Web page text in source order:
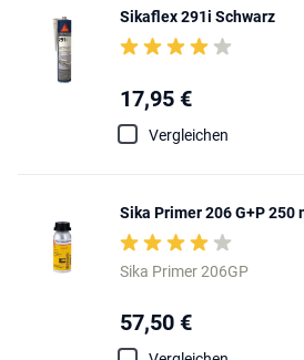
Sikaflex 291i Schwarz
17,95 €
Vergleichen
Sika Primer 206 G+P 250
Sika Primer 206GP
57,50 €